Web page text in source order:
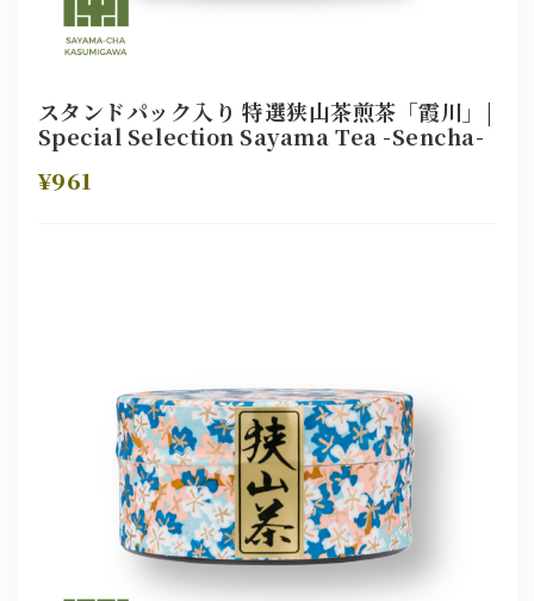
スタンドパック入り 特選狭山茶煎茶「霞川」|
Special Selection Sayama Tea -Sencha-
¥961